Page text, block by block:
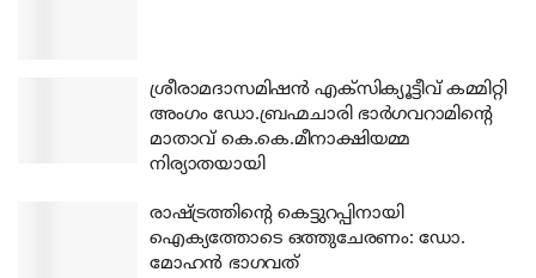
ശ്രീരാമദാസമിഷന്‍ എക്‌സിക്യൂട്ടീവ് കമ്മിറ്റി
അംഗം ഡോ.ബ്രഹ്മചാരി ഭാര്‍ഗവറാമിന്റെ
മാതാവ് കെ.കെ.മീനാക്ഷിയമ്മ
നിര്യാതയായി
രാഷ്ട്രത്തിന്റെ കെട്ടുറപ്പിനായി
ഐക്യത്തോടെ ഒത്തുചേരണം: ഡോ.
മോഹന്‍ ഭാഗവത്